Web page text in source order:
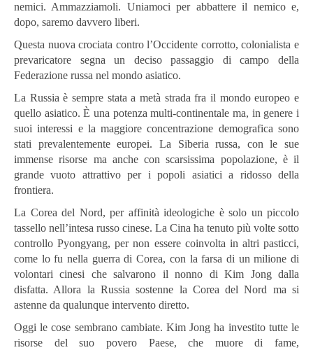
nemici. Ammazziamoli. Uniamoci per abbattere il nemico e,
dopo, saremo davvero liberi.
Questa nuova crociata contro l’Occidente corrotto, colonialista e
prevaricatore segna un deciso passaggio di campo della
Federazione russa nel mondo asiatico.
La Russia è sempre stata a metà strada fra il mondo europeo e
quello asiatico. È una potenza multi-continentale ma, in genere i
suoi interessi e la maggiore concentrazione demografica sono
stati prevalentemente europei. La Siberia russa, con le sue
immense risorse ma anche con scarsissima popolazione, è il
grande vuoto attrattivo per i popoli asiatici a ridosso della
frontiera.
La Corea del Nord, per affinità ideologiche è solo un piccolo
tassello nell’intesa russo cinese. La Cina ha tenuto più volte sotto
controllo Pyongyang, per non essere coinvolta in altri pasticci,
come lo fu nella guerra di Corea, con la farsa di un milione di
volontari cinesi che salvarono il nonno di Kim Jong dalla
disfatta. Allora la Russia sostenne la Corea del Nord ma si
astenne da qualunque intervento diretto.
Oggi le cose sembrano cambiate. Kim Jong ha investito tutte le
risorse del suo povero Paese, che muore di fame,